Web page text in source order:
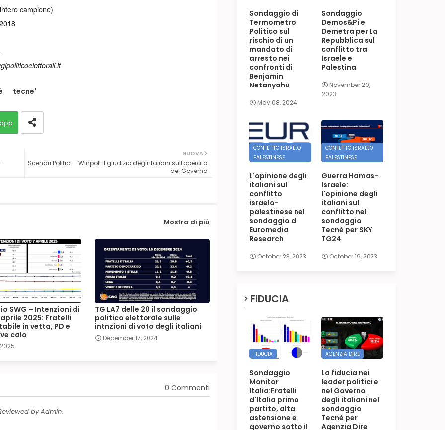
campione)
tecne'
NUOVA
Scenari Politici – Winpoll il giudizio degli italiani sull'operato
del Governo
Mostra di più
SWG – Intenzioni di
2025: Fratelli
in vetta, PD e
calo
TG LA7 delle 20 il sondaggio
politico elettorale sulle
intnzioni di voto degli italiani
December 17, 2024
0 Commenti
by Admin.
Sondaggio di
Termometro
Politico sul
rischio di un
mandato di
arresto nei
confronti di
Benjamin
Netanyahu
May 08, 2024
Sondaggio
Demos&Pi e
Demetra per La
Repubblica sul
conflitto tra
Israele e
Palestina
November 20,
2023
CONFLITTO ISRAELO
PALESTINESE
L'opinione degli
italiani sul
conflitto
israelo-
palestinese nel
sondaggio di
Euromedia
Research
October 23, 2023
CONFLITTO ISRAELO
PALESTINESE
Guerra Hamas-
Israele:
l'opinione degli
italiani sul
conflitto nel
sondaggio
Tecnè per SKY
TG24
October 19, 2023
FIDUCIA
FIDUCIA
Sondaggio
Monitor
Italia:Fratelli
d'Italia primo
partito, alta
astensione e
governo sotto il
AGENZIA DIRE
La fiducia nei
leader politici e
nel Governo
degli italiani nel
sondaggio
Tecnè per
Agenzia Dire